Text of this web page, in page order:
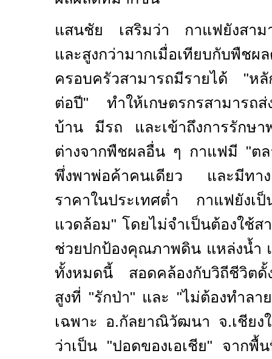
แสนชัย เสริมว่า กาแฟยังสาม
และสูงกว่ามากเมื่อเทียบกับพื
ครอบครัวสามารถมีรายได้ "ห
ต่อปี" ทำให้เกษตรกรสามารถส่
บ้าน มีรถ และเข้าถึงการรักษ
ต่างจากพืชผลอื่น ๆ กาแฟมี "ต
พึ่งพาพ่อค้าคนเดียว และมีทาง
ราคาในประเทศต่ำ กาแฟยังเป็
แวดล้อม" โดยไม่จำเป็นต้องใช้ส
ช่วยปกป้องคุณภาพดิน แหล่งน้ำ
ทั้งหมดนี้ สอดคล้องกับวิถีชีวิตดั้
สูงที่ "รักป่า" และ "ไม่ต้องทำลา
เฉพาะ อ.กัลยาณิวัฒนา จ.เชีย
ว่าเป็น "ปอดของเอเชีย" จากพื้